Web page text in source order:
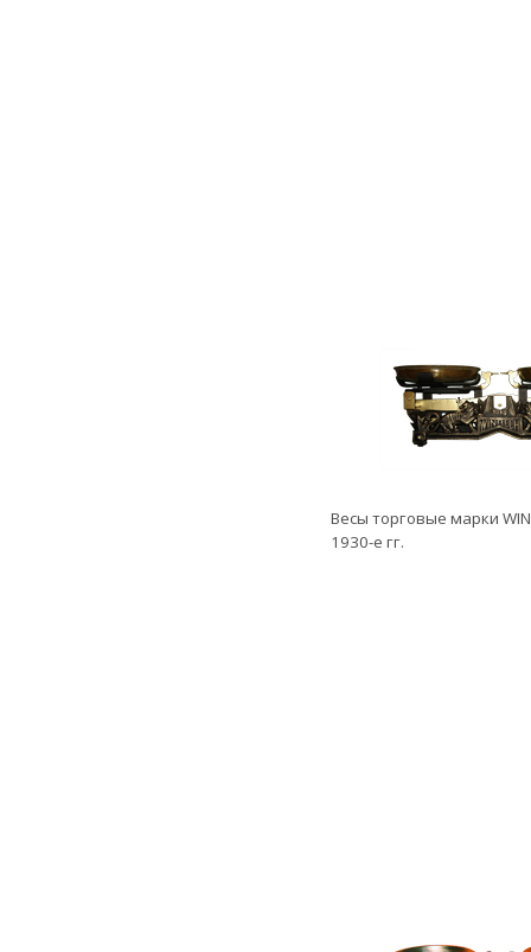
Весы торговые марки
1930-е гг.